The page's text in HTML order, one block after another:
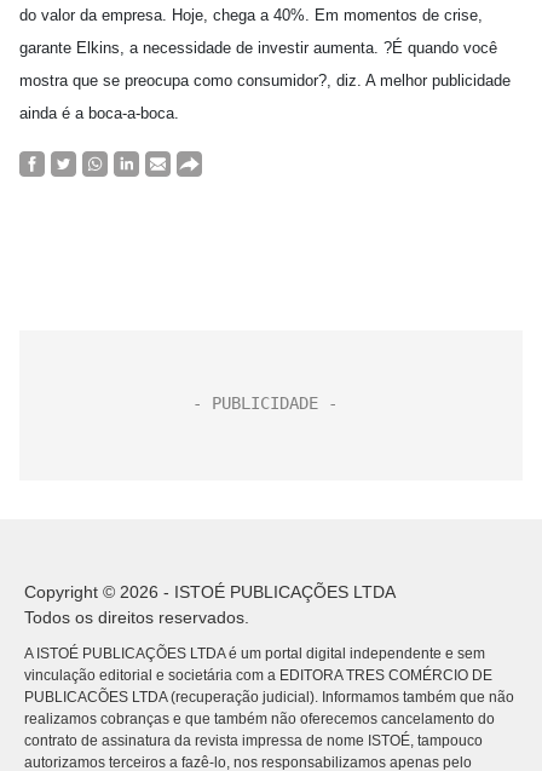
do valor da empresa. Hoje, chega a 40%. Em momentos de crise,
garante Elkins, a necessidade de investir aumenta. ?É quando você
mostra que se preocupa como consumidor?, diz. A melhor publicidade
ainda é a boca-a-boca.
Copyright © 2026 - ISTOÉ PUBLICAÇÕES LTDA
Todos os direitos reservados.
A ISTOÉ PUBLICAÇÕES LTDA é um portal digital independente e sem
vinculação editorial e societária com a EDITORA TRES COMÉRCIO DE
PUBLICACÕES LTDA (recuperação judicial). Informamos também que não
realizamos cobranças e que também não oferecemos cancelamento do
contrato de assinatura da revista impressa de nome ISTOÉ, tampouco
autorizamos terceiros a fazê-lo, nos responsabilizamos apenas pelo